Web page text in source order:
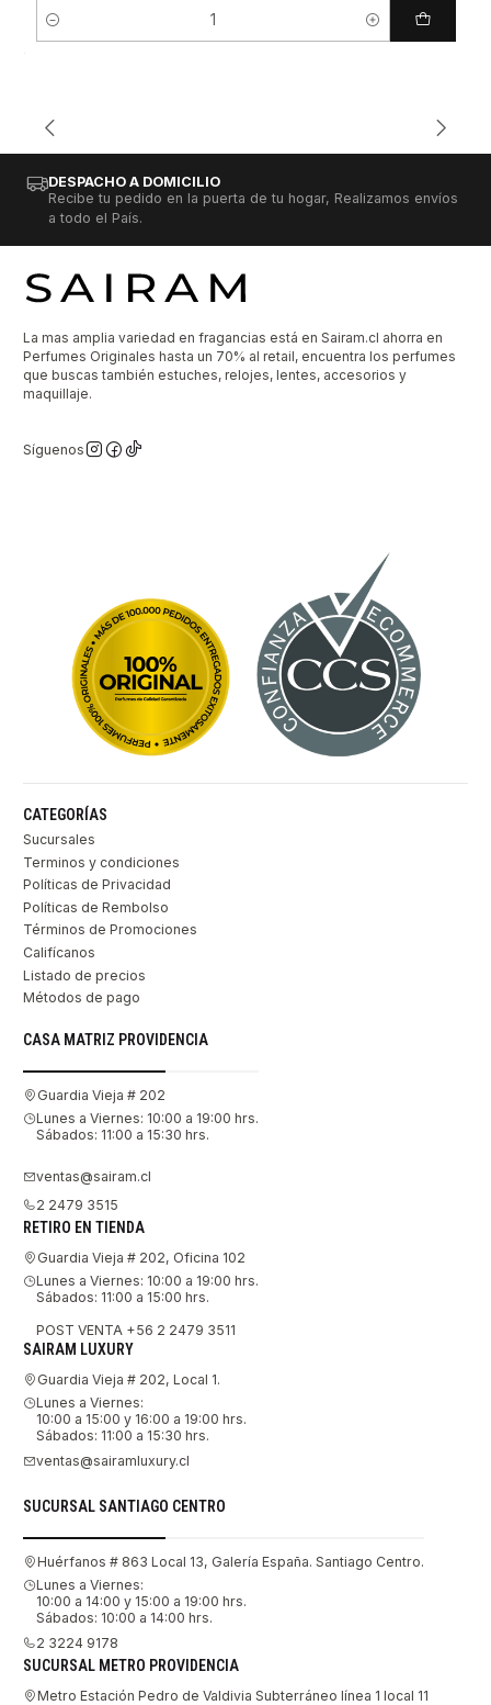
Cantidad
DESPACHO A DOMICILIO
Recibe tu pedido en la puerta de tu hogar, Realizamos envíos
a todo el País.
La mas amplia variedad en fragancias está en Sairam.cl ahorra en
Perfumes Originales hasta un 70% al retail, encuentra los perfumes
que buscas también estuches, relojes, lentes, accesorios y
maquillaje.
Síguenos
CATEGORÍAS
Sucursales
Terminos y condiciones
Políticas de Privacidad
Políticas de Rembolso
Términos de Promociones
Califícanos
Listado de precios
Métodos de pago
CASA MATRIZ PROVIDENCIA
Guardia Vieja # 202
Lunes a Viernes: 10:00 a 19:00 hrs.
Sábados: 11:00 a 15:30 hrs.
ventas@sairam.cl
2 2479 3515
RETIRO EN TIENDA
Guardia Vieja # 202, Oficina 102
Lunes a Viernes: 10:00 a 19:00 hrs.
Sábados: 11:00 a 15:00 hrs.
POST VENTA +56 2 2479 3511
SAIRAM LUXURY
Guardia Vieja # 202, Local 1.
Lunes a Viernes:
10:00 a 15:00 y 16:00 a 19:00 hrs.
Sábados: 11:00 a 15:30 hrs.
ventas@sairamluxury.cl
SUCURSAL SANTIAGO CENTRO
Huérfanos # 863 Local 13, Galería España. Santiago Centro.
Lunes a Viernes:
10:00 a 14:00 y 15:00 a 19:00 hrs.
Sábados: 10:00 a 14:00 hrs.
2 3224 9178
SUCURSAL METRO PROVIDENCIA
Metro Estación Pedro de Valdivia Subterráneo línea 1 local 11